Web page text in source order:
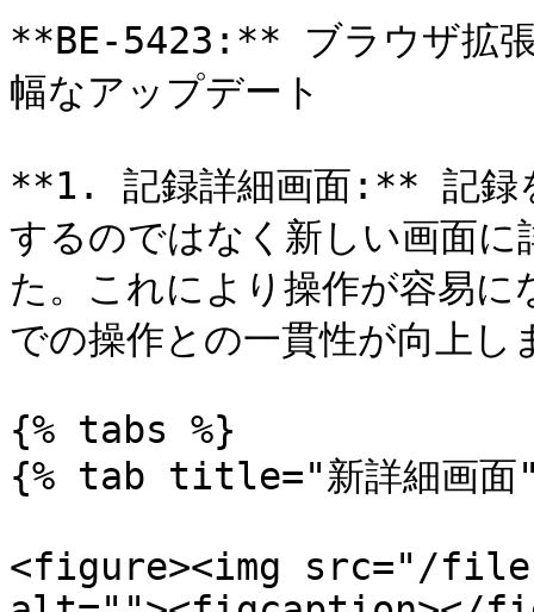
**BE-5423:** ブラウザ拡張
幅なアップデート
**1. 記録詳細画面:** 記録
するのではなく新しい画面
た。これにより操作が容易
での操作との一貫性が向上し
{% tabs %}
{% tab title="新詳細画面
<figure><img src="/files/